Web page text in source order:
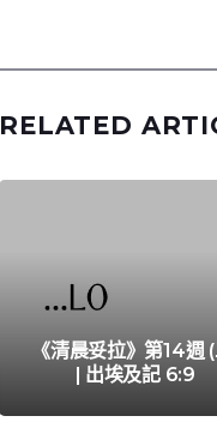
RELATED
《清晨妥拉》第14週
| 出埃及記 6:9